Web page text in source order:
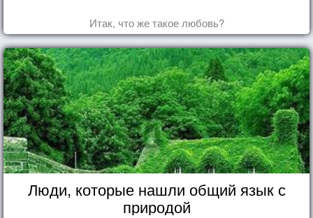
Итак, что же такое любовь?
Люди, которые нашли общий язык с
природой